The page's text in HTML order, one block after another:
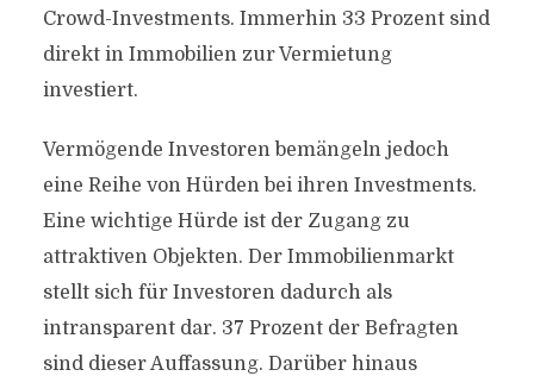
Crowd-Investments. Immerhin 33 Prozent sind
direkt in Immobilien zur Vermietung
investiert.
Vermögende Investoren bemängeln jedoch
eine Reihe von Hürden bei ihren Investments.
Eine wichtige Hürde ist der Zugang zu
attraktiven Objekten. Der Immobilienmarkt
stellt sich für Investoren dadurch als
intransparent dar. 37 Prozent der Befragten
sind dieser Auffassung. Darüber hinaus